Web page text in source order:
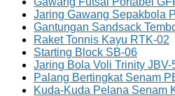
Jaring Gawang Sepakbola
Gantungan Sandsack
Raket Tonnis Kayu RTK-02
Starting Block SB-06
Jaring Bola Voli Trinity JBV-
Palang Bertingkat Senam
Kuda-Kuda Pelana Senam